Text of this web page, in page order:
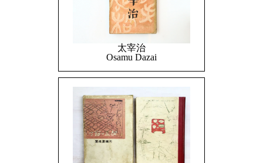
太宰治
Osamu Dazai